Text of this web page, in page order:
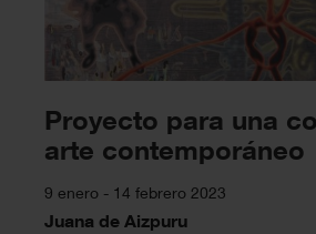
Proyecto para una
arte contemporáneo
9 enero - 14 febrero 2023
Juana de Aizpuru